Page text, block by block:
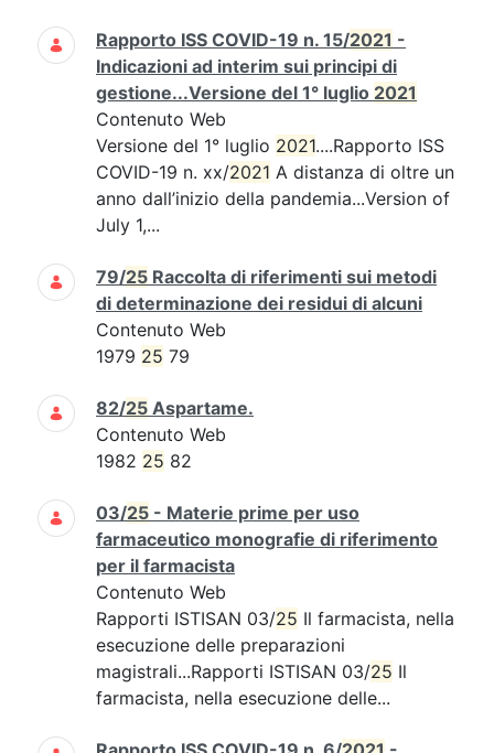
Rapporto ISS COVID-19 n. 15/2021 -
Indicazioni ad interim sui principi di
gestione...Versione del 1° luglio 2021
Contenuto Web
Versione del 1° luglio 2021....Rapporto ISS
COVID-19 n. xx/2021 A distanza di oltre un
anno dall’inizio della pandemia...Version of
July 1,...
79/25 Raccolta di riferimenti sui metodi
di determinazione dei residui di alcuni
Contenuto Web
1979 25 79
82/25 Aspartame.
Contenuto Web
1982 25 82
03/25 - Materie prime per uso
farmaceutico monografie di riferimento
per il farmacista
Contenuto Web
Rapporti ISTISAN 03/25 Il farmacista, nella
esecuzione delle preparazioni
magistrali...Rapporti ISTISAN 03/25 Il
farmacista, nella esecuzione delle...